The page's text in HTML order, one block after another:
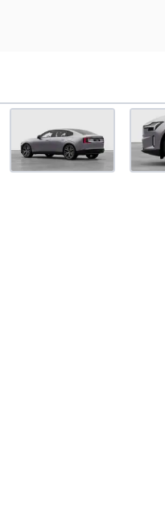
Stel uw